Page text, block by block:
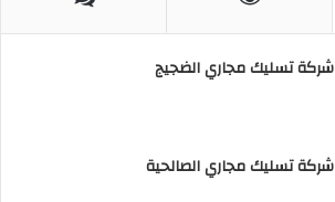
شركة تسليك مجاري الضجيج
شركة تسليك مجاري الصالحية